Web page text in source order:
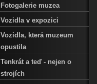
Fotogalerie muzea
Vozidla v expozici
Vozidla‚ která muzeum
opustila
Tenkrát a teď - nejen o
strojích